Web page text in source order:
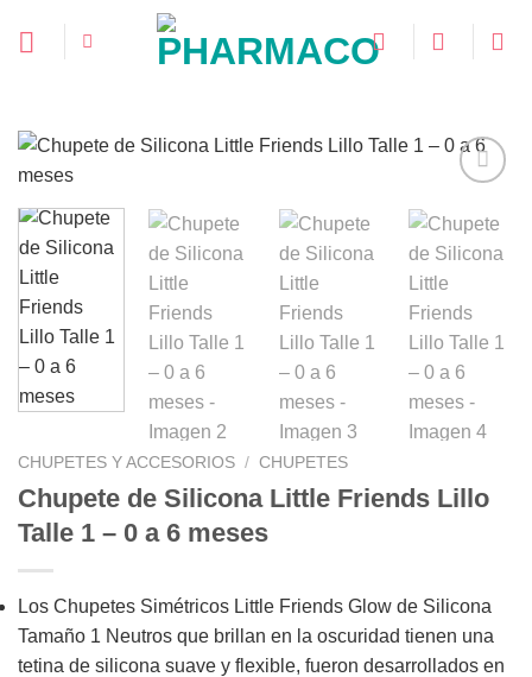
Añadir
lista de
CHUPETES Y ACCESORIOS / CHUPETES
Chupete de Silicona Little Friends Lillo
Talle 1 – 0 a 6 meses
Los Chupetes Simétricos Little Friends Glow de Silicona
Tamaño 1 Neutros que brillan en la oscuridad tienen una
tetina de silicona suave y flexible, fueron desarrollados en